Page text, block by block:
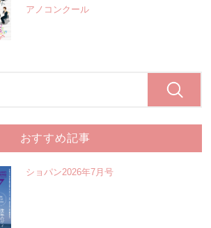
アノコンクール
おすすめ記事
ショパン2026年7月号